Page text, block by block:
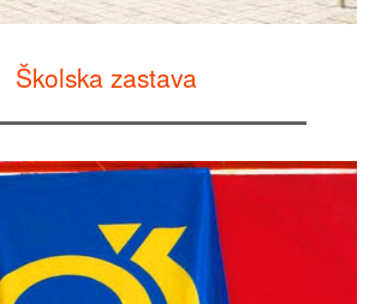
Školska zastava